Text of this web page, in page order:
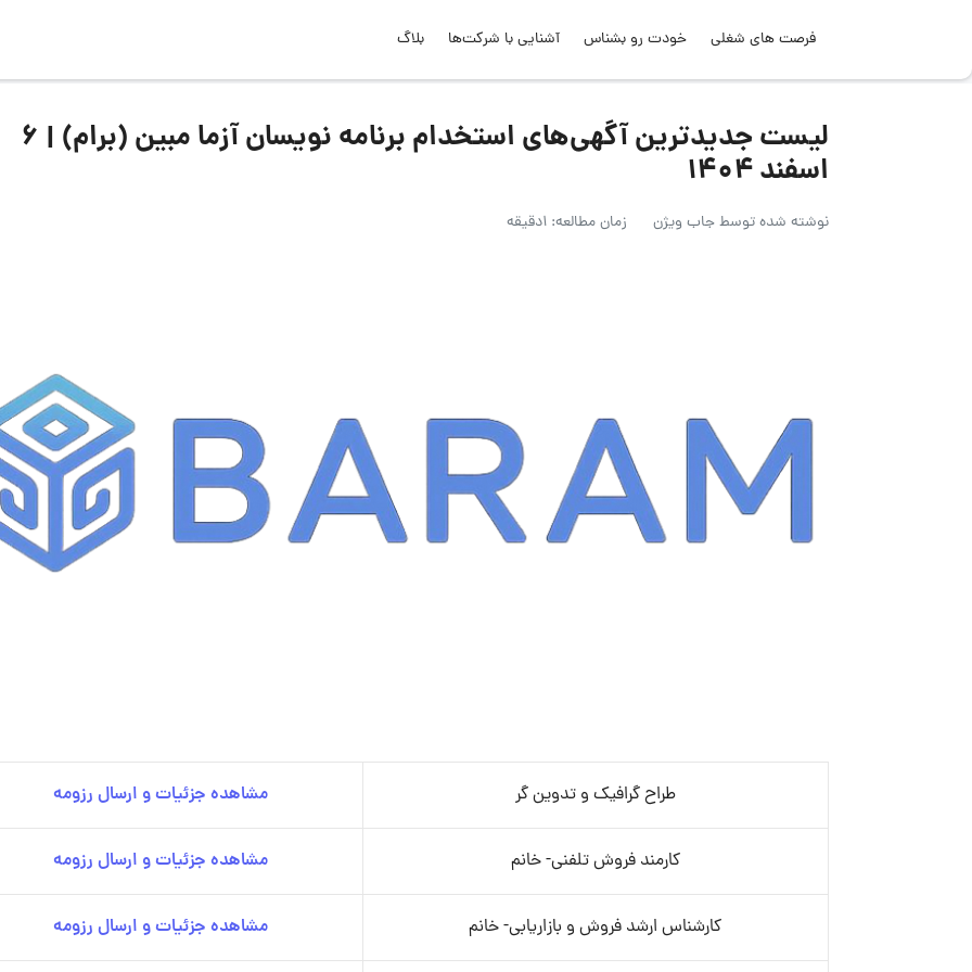
فرصت های شغلی خودت رو بشناس آشنایی با شرکت‌ها بلاگ
لیست جدیدترین آگهی‌های استخدام برنامه نویسان آزما مبین (برام) | ۶
اسفند ۱۴۰۴
نوشته شده توسطجاب ویژن زمان مطالعه: 1دقیقه
طراح گرافیک و تدوین گر مشاهده جزئیات و ارسال رزومه
کارمند فروش تلفنی- خانم مشاهده جزئیات و ارسال رزومه
کارشناس ارشد فروش و بازاریابی- خانم مشاهده جزئیات و ارسال رزومه